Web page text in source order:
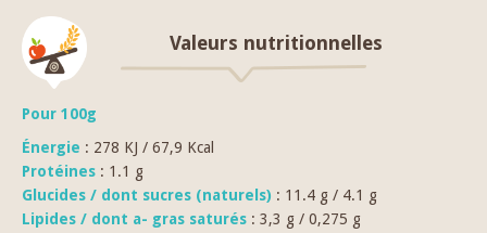
Valeurs nutritionnelles
Pour 100g
Énergie : 278 KJ / 67,9 Kcal
Protéines : 1.1 g
Glucides / dont sucres (naturels) : 11.4 g / 4.1 g
Lipides / dont a- gras saturés : 3,3 g / 0,275 g